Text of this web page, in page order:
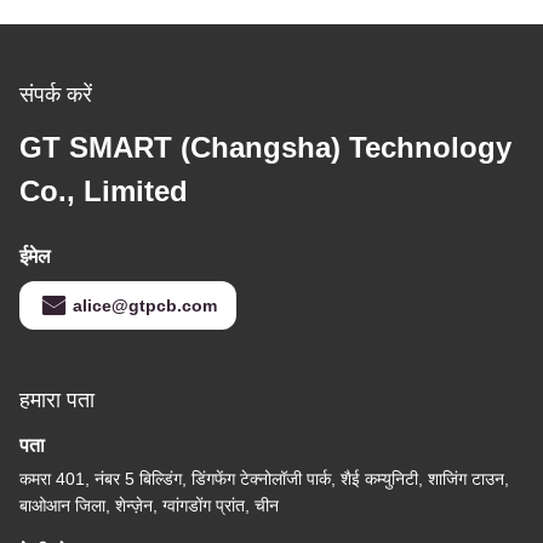
संपर्क करें
GT SMART (Changsha) Technology
Co., Limited
ईमेल
alice@gtpcb.com
हमारा पता
पता
कमरा 401, नंबर 5 बिल्डिंग, डिंगफेंग टेक्नोलॉजी पार्क, शैई कम्युनिटी, शाजिंग टाउन,
बाओआन जिला, शेन्ज़ेन, ग्वांगडोंग प्रांत, चीन